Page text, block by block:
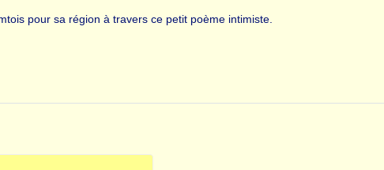
pour sa région à travers ce petit poème intimiste.